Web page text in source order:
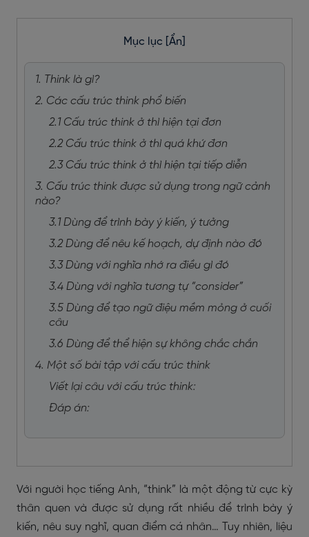
Mục lục [Ẩn]
1. Think là gì?
2. Các cấu trúc think phổ biến
2.1 Cấu trúc think ở thì hiện tại đơn
2.2 Cấu trúc think ở thì quá khứ đơn
2.3 Cấu trúc think ở thì hiện tại tiếp diễn
3. Cấu trúc think được sử dụng trong ngữ cảnh
nào?
3.1 Dùng để trình bày ý kiến, ý tưởng
3.2 Dùng để nêu kế hoạch, dự định nào đó
3.3 Dùng với nghĩa nhớ ra điều gì đó
3.4 Dùng với nghĩa tương tự “consider”
3.5 Dùng để tạo ngữ điệu mềm mỏng ở cuối
câu
3.6 Dùng để thể hiện sự không chắc chắn
4. Một số bài tập với cấu trúc think
Viết lại câu với cấu trúc think:
Đáp án:
Với người học tiếng Anh, “think” là một động từ cực kỳ
thân quen và được sử dụng rất nhiều để trình bày ý
kiến, nêu suy nghĩ, quan điểm cá nhân… Tuy nhiên, liệu